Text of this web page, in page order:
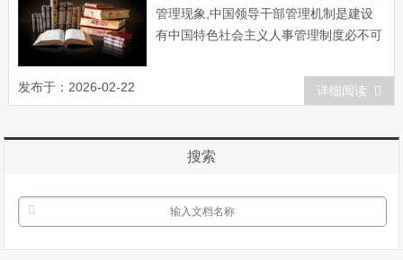
管理现象,中国领导干部管理机制是建设
有中国特色社会主义人事管理制度必不可
了领导干部年终工作总结，希望对大家有
所帮助。领导干部年终工作总结范文
去了，在这个半年中，我全力深入群众、
调查研究、开...
发布于：2026-02-22 详细阅读
搜索